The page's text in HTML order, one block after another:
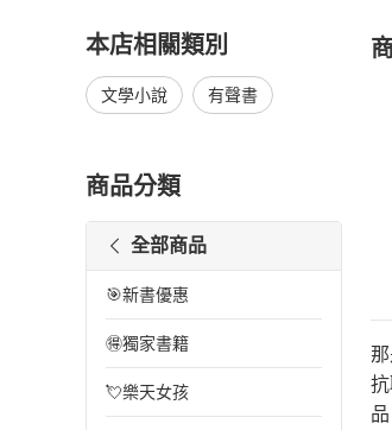
本店相關類別
文學小說 有聲書
商品分類
全部商品
🎯新書優惠
🉐獨家書籍
💘樂天女孩
品